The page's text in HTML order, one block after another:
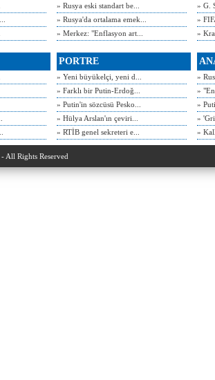
» Rusya eski standart be...
» Rusya'da ortalama emek...
» Merkez: "Enflasyon art...
» G.
»
»
PORTRE
» Yeni büyükelçi, yeni d...
» Farklı bir Putin-Erdoğ...
» Putin'in sözcüsü Pesko...
» Hülya Arslan'ın çeviri...
» RTİB genel sekreteri e...
»
»
»
»
»
All Rights Reserved